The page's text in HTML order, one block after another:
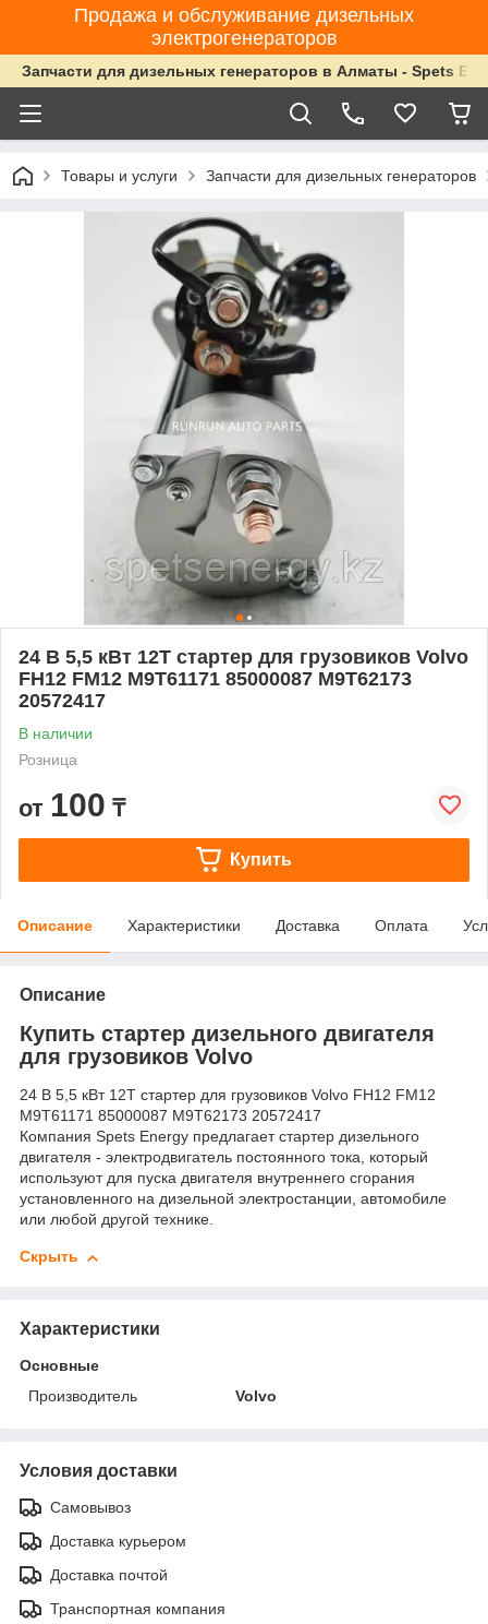
Продажа и обслуживание дизельных
электрогенераторов
Запчасти для дизельных генераторов в Алматы - Spets
Товары и услуги Запчасти для дизельных генераторов
24 В 5,5 кВт 12T стартер для грузовиков Volvo
FH12 FM12 M9T61171 85000087 M9T62173
20572417
В наличии
Розница
от 100 ₸
Купить
Описание Характеристики Доставка Оплата
Описание
Купить стартер дизельного двигателя
для грузовиков Volvo
24 В 5,5 кВт 12T стартер для грузовиков Volvo FH12 FM12
M9T61171 85000087 M9T62173 20572417
Компания Spets Energy предлагает стартер дизельного
двигателя - электродвигатель постоянного тока, который
используют для пуска двигателя внутреннего сгорания
установленного на дизельной электростанции, автомобиле
или любой другой технике.
Скрыть
Характеристики
Основные
Производитель
Volvo
Условия доставки
Самовывоз
Доставка курьером
Доставка почтой
Транспортная компания